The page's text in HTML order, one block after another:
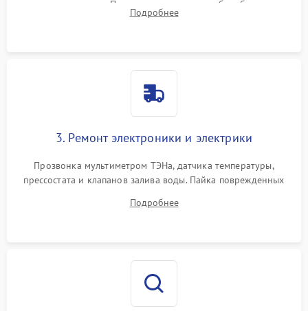
амортизаторов. Проверка подшипников барабана и
крестовины на износ, а манжеты люка на разрывы.
Подробнее
3. Ремонт электроники и электрики
Прозвонка мультиметром ТЭНа, датчика температуры,
прессостата и клапанов залива воды. Пайка поврежденных
Восстановление целостности проводки и контактов.
Подробнее